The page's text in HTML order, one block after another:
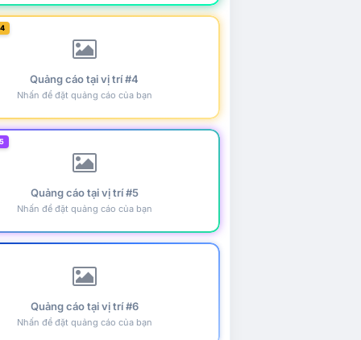
Quảng cáo tại vị trí #4
Nhấn để đặt quảng cáo của bạn
Quảng cáo tại vị trí #5
Nhấn để đặt quảng cáo của bạn
Quảng cáo tại vị trí #6
Nhấn để đặt quảng cáo của bạn